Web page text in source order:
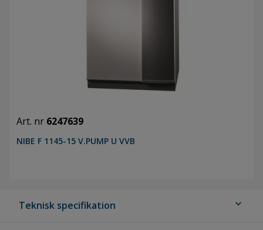
Art. nr 6247639
NIBE F 1145-15 V.PUMP U VVB
Teknisk specifikation expand_more